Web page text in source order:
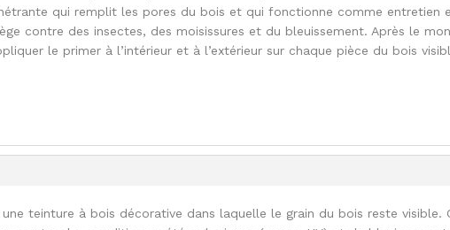
qui remplit les pores du bois et qui fonctionne comme entretien
contre des insectes, des moisissures et du bleuissement. Après le
le primer à l’intérieur et à l’extérieur sur chaque pièce du bois
teinture à bois décorative dans laquelle le grain du bois reste visible.